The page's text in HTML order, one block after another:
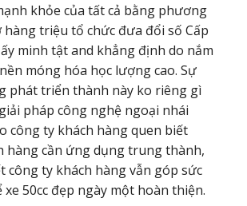
khỏe của tất cả bằng phương
triệu tổ chức đưa đổi số Cấp
minh tật and khẳng định do nắm
móng hóa học lượng cao. Sự
phát triển thành này ko riêng gì
pháp công nghệ ngoại nhái
công ty khách hàng quen biết
hàng cần ứng dụng trung thành,
công ty khách hàng vẫn góp sức
xe 50cc đẹp ngày một hoàn thiện.